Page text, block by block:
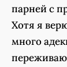
парней с
Хотя я
много